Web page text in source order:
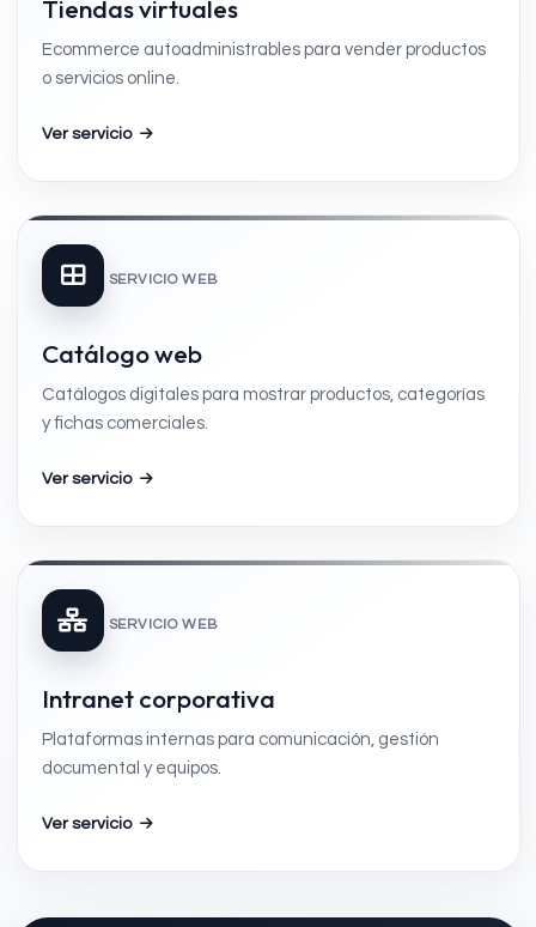
Tiendas virtuales
Ecommerce autoadministrables para vender productos
o servicios online.
Ver servicio
SERVICIO WEB
Catálogo web
Catálogos digitales para mostrar productos, categorías
y fichas comerciales.
Ver servicio
SERVICIO WEB
Intranet corporativa
Plataformas internas para comunicación, gestión
documental y equipos.
Ver servicio